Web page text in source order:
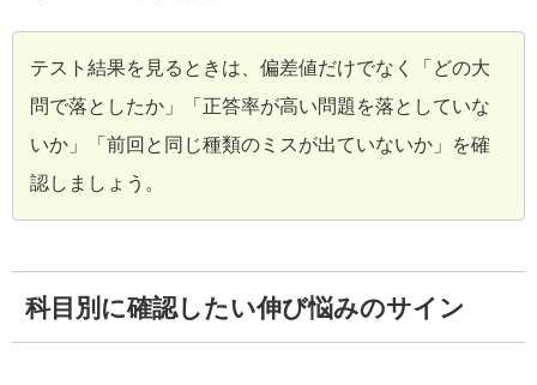
テスト結果を見るときは、偏差値だけでなく「どの大
問で落としたか」「正答率が高い問題を落としていな
いか」「前回と同じ種類のミスが出ていないか」を確
認しましょう。
科目別に確認したい伸び悩みのサイン